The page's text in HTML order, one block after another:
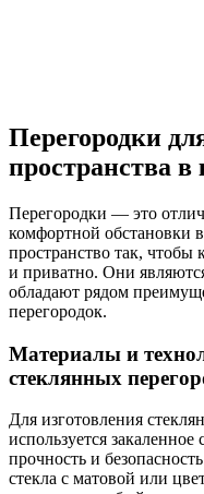
Перегородки
пространства в
Перегородки — это
комфортной обстановки
пространство так, чтобы
и приватно. Они
обладают рядом
перегородок.
Материалы и
стеклянных
Для изготовления
используется закаленное
прочность и
стекла с матовой или